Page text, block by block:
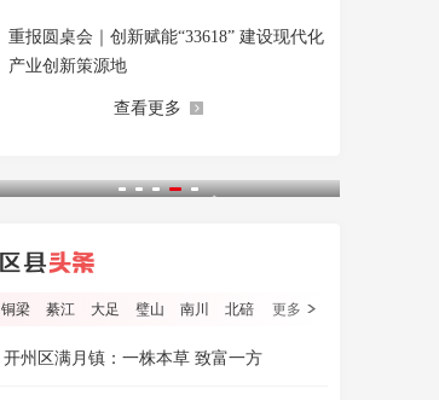
重报圆桌会｜创新赋能“33618” 建设现代化
产业创新策源地
查看更多
铜梁 綦江 大足 璧山 南川 北碚 更多
开州区满月镇：一株本草 致富一方